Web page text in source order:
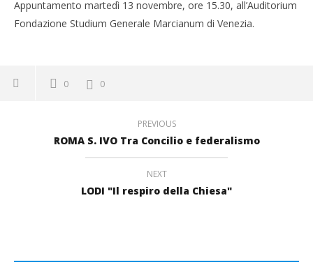
Appuntamento martedì 13 novembre, ore 15.30, all’Auditorium
Fondazione Studium Generale Marcianum di Venezia.
0 0
PREVIOUS
ROMA S. IVO Tra Concilio e federalismo
NEXT
LODI "Il respiro della Chiesa"